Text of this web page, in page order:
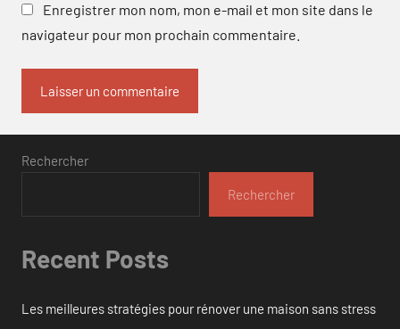
Enregistrer mon nom, mon e-mail et mon site dans le
navigateur pour mon prochain commentaire.
Rechercher
Rechercher
Recent Posts
Les meilleures stratégies pour rénover une maison sans stress